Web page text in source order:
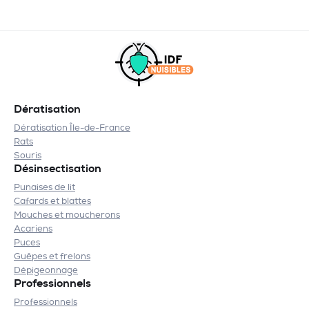
Dératisation
Dératisation Île-de-France
Rats
Souris
Désinsectisation
Punaises de lit
Cafards et blattes
Mouches et moucherons
Acariens
Puces
Guêpes et frelons
Dépigeonnage
Professionnels
Professionnels